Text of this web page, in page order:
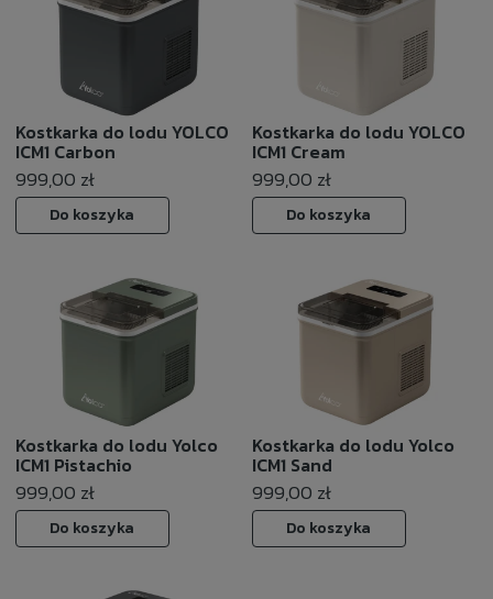
Kostkarka do lodu YOLCO
ICM1 Carbon
999,00 zł
Do koszyka
Kostkarka do lodu YOLCO
ICM1 Cream
999,00 zł
Do koszyka
Kostkarka do lodu Yolco
ICM1 Pistachio
999,00 zł
Do koszyka
Kostkarka do lodu Yolco
ICM1 Sand
999,00 zł
Do koszyka